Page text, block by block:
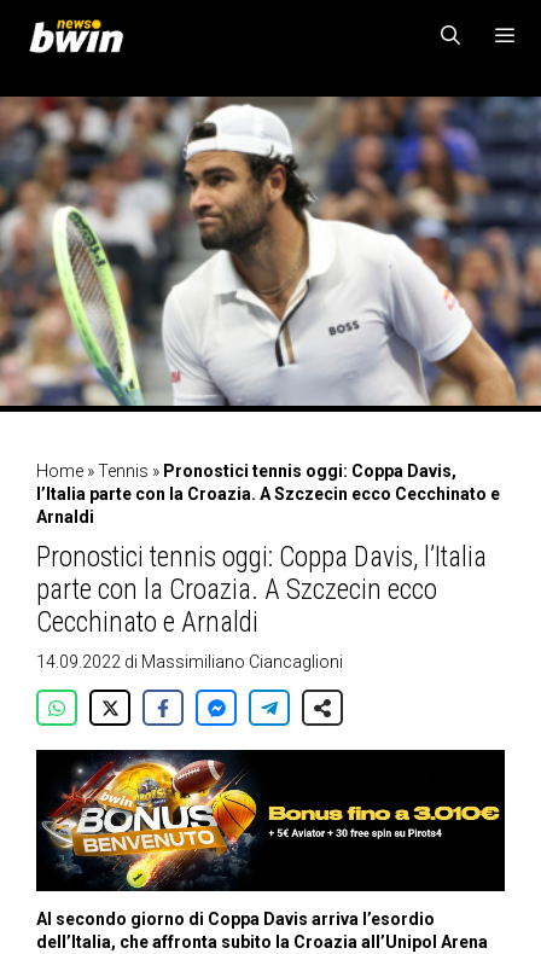
contenuto
MENU
Home »Tennis » Pronostici tennis oggi: Coppa Davis,
l’Italia parte con la Croazia. A Szczecin ecco Cecchinato e
Arnaldi
Pronostici tennis oggi: Coppa Davis, l’Italia
parte con la Croazia. A Szczecin ecco
Cecchinato e Arnaldi
14.09.2022 di Massimiliano Ciancaglioni
Al secondo giorno di Coppa Davis arriva l’esordio
dell’Italia, che affronta subito la Croazia all’Unipol Arena